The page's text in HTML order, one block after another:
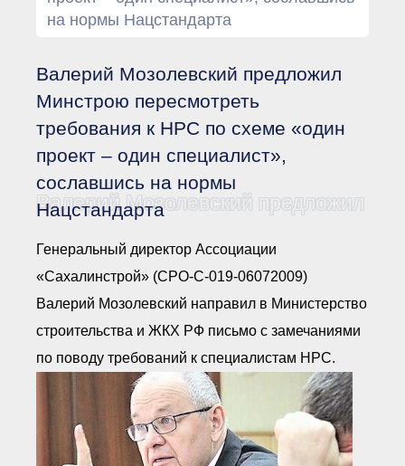
● Сбор предложений во
внутренние документы
Финансовая отчетность
Компенсационный фонд
Реестры Ассоциации
● Реестр членов
Ассоциации
«Сахалинстрой»
● Реестр членов
строительный контроль
● Реестр членов
работодателей
Ассоциации —
● Реестр членов
Ассоциации — технических
● Реестр членов
Ассоциации с правом
ООТСУО
● Реестр членов СРО
на нормы Нацстандарта
Валерий Мозолевский предложил
Минстрою пересмотреть
требования к НРС по схеме «один
проект – один специалист»,
сославшись на нормы
Нацстандарта
Валерий Мозолевский предложил
Генеральный директор Ассоциации
«Сахалинстрой» (СРО-С-019-06072009)
Валерий Мозолевский направил в Министерство
строительства и ЖКХ РФ письмо с замечаниями
по поводу требований к специалистам НРС.